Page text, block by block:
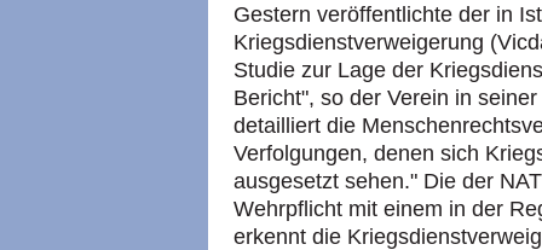
Gestern veröffentlichte der in
Kriegsdienstverweigerung
Studie zur Lage der
Bericht", so der Verein in
detailliert die
Verfolgungen, denen sich
ausgesetzt sehen." Die der
Wehrpflicht mit einem in der
erkennt die